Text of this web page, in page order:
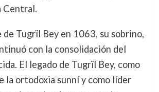
Central.
de Tugrïl Bey en 1063, su sobrino,
con la consolidación del
El legado de Tugrïl Bey, como
la ortodoxia sunní y como líder